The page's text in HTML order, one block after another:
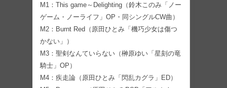
M1：This game～Delighting（鈴木このみ「ノー
ゲーム・ノーライフ」OP・同シングルCW曲）
M2：Burnt Red（原田ひとみ「機巧少女は傷つ
かない」）
M3：聖剣なんていらない（榊原ゆい「星刻の竜
騎士」OP）
M4：疾走論（原田ひとみ「閃乱カグラ」ED）